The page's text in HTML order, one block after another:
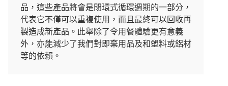
品，這些產品將會是閉環式循環週期的一部分，
代表它不僅可以重複使用，而且最終可以回收再
製造成新產品。此舉除了令用餐體驗更有意義
外，亦能減少了我們對即棄用品及和塑料或鋁材
等的依賴。